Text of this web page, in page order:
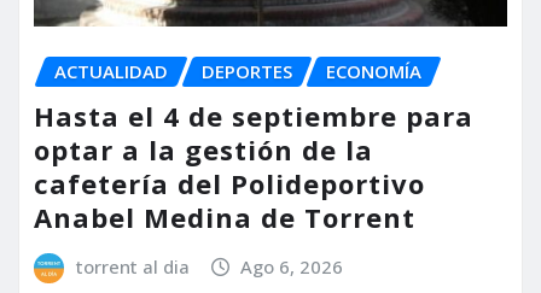
ACTUALIDAD DEPORTES ECONOMÍA
Hasta el 4 de septiembre para
optar a la gestión de la
cafetería del Polideportivo
Anabel Medina de Torrent
torrent al dia Ago 6, 2026